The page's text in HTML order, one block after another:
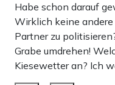
Habe schon darauf
Wirklich keine
Partner zu
Grabe umdrehen!
Kiesewetter an? Ich